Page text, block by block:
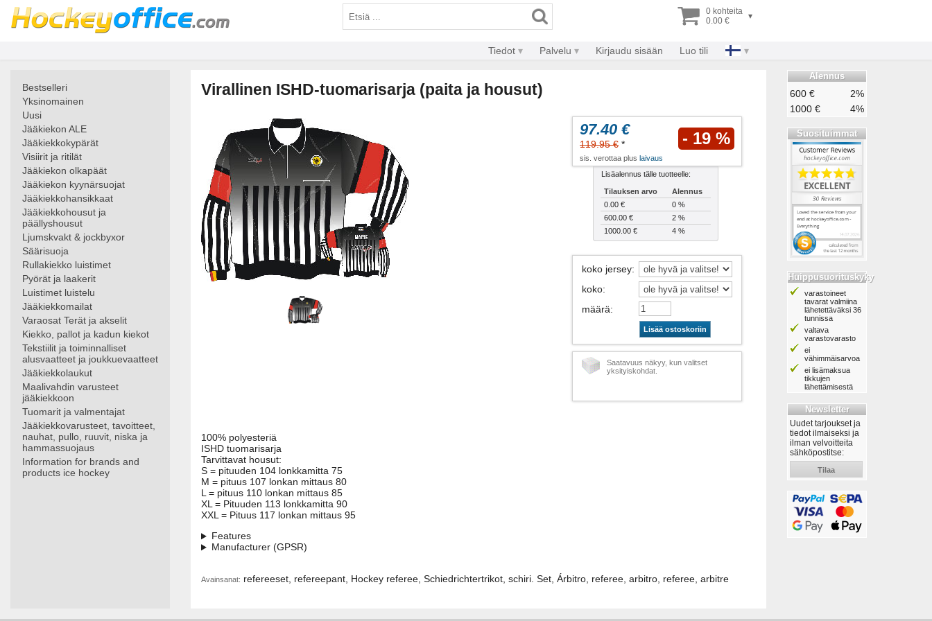
0 kohteita
0.00 €
▾
Tiedot Palvelu Kirjaudu sisään Luo tili
Bestselleri
Yksinomainen
Uusi
Jääkiekon ALE
Jääkiekkokypärät
Visiirit ja ritilät
Jääkiekon olkapäät
Jääkiekon kyynärsuojat
Jääkiekkohansikkaat
Jääkiekkohousut ja
päällyshousut
Ljumskvakt & jockbyxor
Säärisuoja
Rullakiekko luistimet
Pyörät ja laakerit
Luistimet luistelu
Jääkiekkomailat
Varaosat Terät ja akselit
Kiekko, pallot ja kadun kiekot
Tekstiilit ja toiminnalliset
alusvaatteet ja joukkuevaatteet
Jääkiekkolaukut
Maalivahdin varusteet
jääkiekkoon
Tuomarit ja valmentajat
Jääkiekkovarusteet, tavoitteet,
nauhat, pullo, ruuvit, niska ja
hammassuojaus
Information for brands and
products ice hockey
Virallinen ISHD-tuomarisarja (paita ja housut)
97.40 €
119.95 € * - 19 %
sis. verottaa plus laivaus
Lisäalennus tälle tuotteelle:
Tilauksen arvo
Alennus
0.00 €
0 %
600.00 €
2 %
1000.00 €
4 %
koko jersey:
koko:
määrä:
Lisää ostoskoriin
Saatavuus näkyy, kun valitset
yksityiskohdat.
100% polyesteriä
ISHD tuomarisarja
Tarvittavat housut:
S = pituuden 104 lonkkamitta 75
M = pituus 107 lonkan mittaus 80
L = pituus 110 lonkan mittaus 85
XL = Pituuden 113 lonkkamitta 90
XXL = Pituus 117 lonkan mittaus 95
Features
Manufacturer (GPSR)
Avainsanat: refereeset, refereepant, Hockey referee, Schiedrichtertrikot, schiri. Set, Árbitro, referee, arbitro, referee, arbitre
Alennus
600 €
2%
1000 €
4%
Suosituimmat
Huippusuorituskyky
varastoineet
tavarat valmiina
lähetettäväksi 36
tunnissa
valtava
varastovarasto
ei
vähimmäisarvoa
ei lisämaksua
tikkujen
lähettämisestä
Newsletter
Uudet tarjoukset ja
tiedot ilmaiseksi ja
ilman velvoitteita
sähköpostitse:
Tilaa